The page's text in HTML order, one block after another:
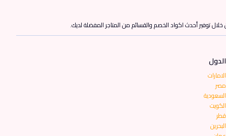
توفير أحدث اكواد الخصم والقسائم من المتاجر المفضلة لديك.
الدول
الامارات
مصر
السعودية
الكويت
قطر
البحرين